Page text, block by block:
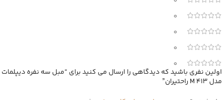
0
0
0
0
اولین نفری باشید که دیدگاهی را ارسال می کنید برای “مبل سه نفره دیپلمات
مدل M 413 راحتیران”